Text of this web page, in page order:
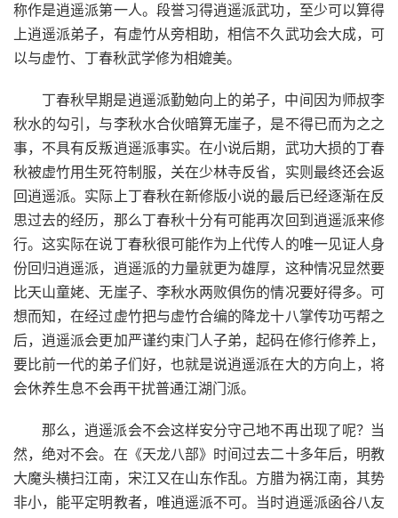
称作是逍遥派第一人。段誉习得逍遥派武功，至少可以算得
上逍遥派弟子，有虚竹从旁相助，相信不久武功会大成，可
以与虚竹、丁春秋武学修为相媲美。
丁春秋早期是逍遥派勤勉向上的弟子，中间因为师叔李
秋水的勾引，与李秋水合伙暗算无崖子，是不得已而为之之
事，不具有反叛逍遥派事实。在小说后期，武功大损的丁春
秋被虚竹用生死符制服，关在少林寺反省，实则最终还会返
回逍遥派。实际上丁春秋在新修版小说的最后已经逐渐在反
思过去的经历，那么丁春秋十分有可能再次回到逍遥派来修
行。这实际在说丁春秋很可能作为上代传人的唯一见证人身
份回归逍遥派，逍遥派的力量就更为雄厚，这种情况显然要
比天山童姥、无崖子、李秋水两败俱伤的情况要好得多。可
想而知，在经过虚竹把与虚竹合编的降龙十八掌传功丐帮之
后，逍遥派会更加严谨约束门人子弟，起码在修行修养上，
要比前一代的弟子们好，也就是说逍遥派在大的方向上，将
会休养生息不会再干扰普通江湖门派。
那么，逍遥派会不会这样安分守己地不再出现了呢？当
然，绝对不会。在《天龙八部》时间过去二十多年后，明教
大魔头横扫江南，宋江又在山东作乱。方腊为祸江南，其势
非小，能平定明教者，唯逍遥派不可。当时逍遥派函谷八友